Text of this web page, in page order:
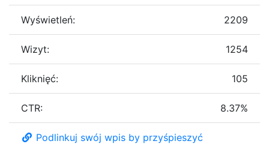
Wyświetleń: 2209
Wizyt: 1254
Kliknięć: 105
CTR: 8.37%
Podlinkuj swój wpis by przyśpieszyć